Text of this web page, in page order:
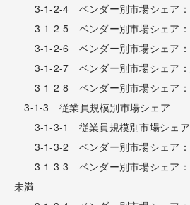
3-1-2-4 ベンダー別市場シェア：
3-1-2-5 ベンダー別市場シェア：
3-1-2-6 ベンダー別市場シェア：
3-1-2-7 ベンダー別市場シェア：
3-1-2-8 ベンダー別市場シェア：
3-1-3 従業員規模別市場シェア
3-1-3-1 従業員規模別市場シェア
3-1-3-2 ベンダー別市場シェア：
3-1-3-3 ベンダー別市場シェア：
未満